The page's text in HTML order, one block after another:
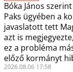
Bóka János
Paks ügyében a
javaslatott tett
azt is
ez a probléma
előző kormányt
2026.08.06 17:58